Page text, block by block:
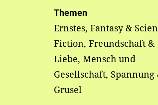
Themen
Ernstes, Fantasy &
Fiction, Freundschaft &
Liebe, Mensch und
Gesellschaft, Spannung
Grusel